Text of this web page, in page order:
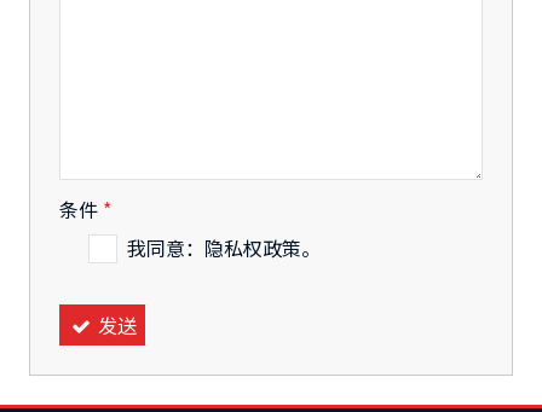
条件 *
我同意：隐私权政策。
发送